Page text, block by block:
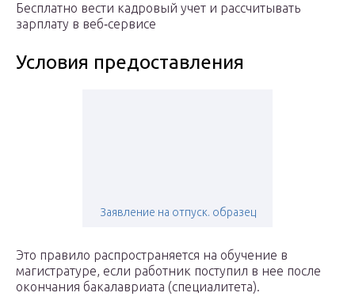
Бесплатно вести кадровый учет и рассчитывать
зарплату в веб‑сервисе
Условия предоставления
Заявление на отпуск. образец
Это правило распространяется на обучение в
магистратуре, если работник поступил в нее после
окончания бакалавриата (специалитета).